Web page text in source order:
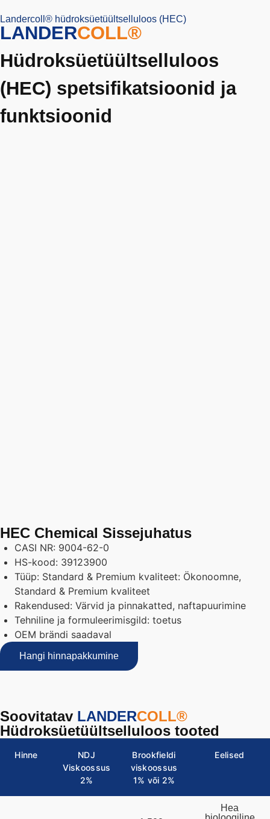
Landercoll® hüdroksüetüültselluloos (HEC)
LANDERCOLL®
Hüdroksüetüültselluloos
(HEC) spetsifikatsioonid ja
funktsioonid
HEC Chemical Sissejuhatus
CASI NR: 9004-62-0
HS-kood: 39123900
Tüüp: Standard & Premium kvaliteet: Ökonoomne,
Standard & Premium kvaliteet
Rakendused: Värvid ja pinnakatted, naftapuurimine
Tehniline ja formuleerimisgild: toetus
OEM brändi saadaval
Hangi hinnapakkumine
Soovitatav LANDERCOLL®
Hüdroksüetüültselluloos tooted
Hinne
NDJ
Viskoossus
2%
Brookfieldi
viskoossus
1% või 2%
Eelised
Hea